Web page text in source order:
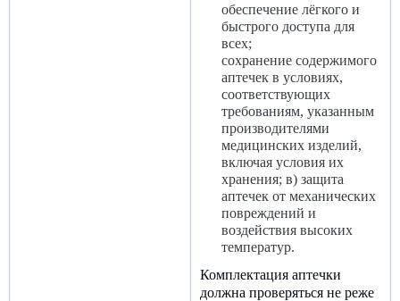
обеспечение лёгкого и
быстрого доступа для
всех;
сохранение содержимого
аптечек в условиях,
соответствующих
требованиям, указанным
производителями
медицинских изделий,
включая условия их
хранения; в) защита
аптечек от механических
повреждений и
воздействия высоких
температур.
Комплектация аптечки
должна проверяться не реже